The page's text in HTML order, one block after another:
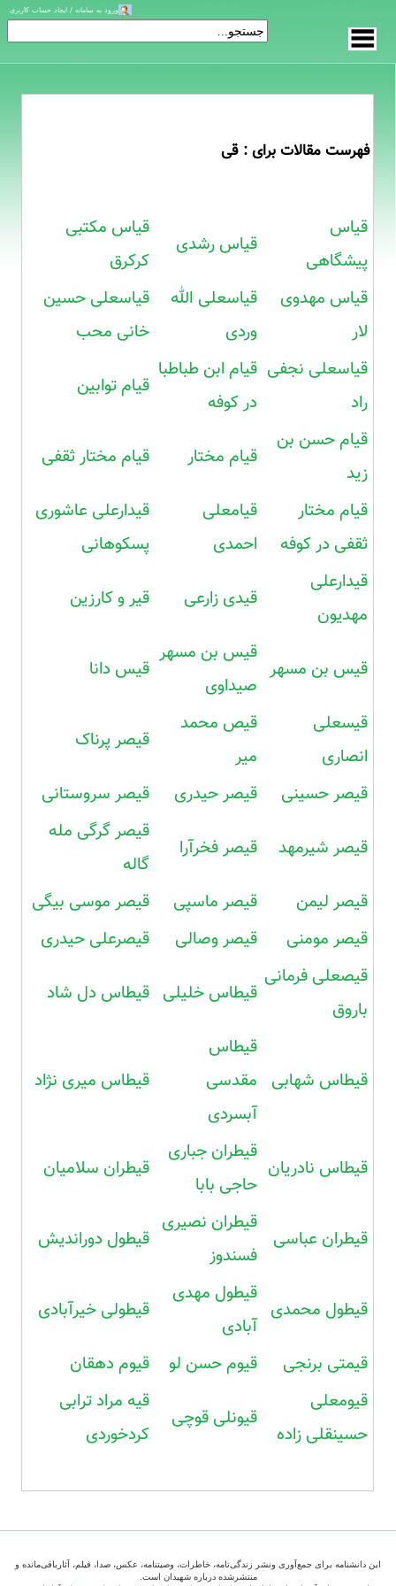
فهرست مقالات برای : قی
قیاس
پیشگاهی
قیاس رشدی
قیاس مکتبی
کرکرق
قیاس مهدوی
لار
قیاسعلی الله
وردی
قیاسعلی حسین
خانی محب
قیاسعلی نجفی
راد
قیام ابن طباطبا
در کوفه
قیام توابین
قیام حسن بن
زید
قیام مختار قیام مختار ثقفی
قیام مختار
ثقفی در کوفه
قیامعلی
احمدی
قیدارعلی عاشوری
پسکوهانی
قیدارعلی
مهدیون
قیدی زارعی قیر و کارزین
قیس بن مسهر
قیس بن مسهر
صیداوی
قیس دانا
قیسعلی
انصاری
قیص محمد
میر
قیصر پرناک
قیصر حسینی قیصر حیدری قیصر سروستانی
قیصر شیرمهد قیصر فخرآرا
قیصر گرگی مله
گاله
قیصر لیمن
قیصر ماسپی
قیصر موسی بیگی
قیصر مومنی
قیصر وصالی
قیصرعلی حیدری
قیصعلی فرمانی
باروق
قیطاس خلیلی قیطاس دل شاد
قیطاس شهابی
قیطاس
مقدسی
آبسردی
قیطاس میری نژاد
قیطاس نادریان
قیطران جباری
حاجی بابا
قیطران سلامیان
قیطران عباسی
قیطران نصیری
فسندوز
قیطول دوراندیش
قیطول محمدی
قیطول مهدی
آبادی
قیطولی خیرآبادی
قیمتی برنجی قیوم حسن لو
قیوم دهقان
قیومعلی
حسینقلی زاده
قیونلی قوچی
قیه مراد ترابی
کردخوردی
ورود به سامانه / ایجاد حساب کاربری
این دانشنامه برای جمع‌آوری ونشر زندگی‌نامه، خاطرات، وصیتنامه، عکس، صدا، فیلم، آثارباقی‌مانده و
منتشرشده درباره شهیدان است.